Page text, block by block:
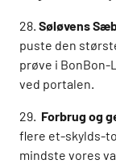
28. Søløvens
puste den
prøve i BonBon-
ved portalen.
29. Forbrug og
flere et-skylds-
mindste vores